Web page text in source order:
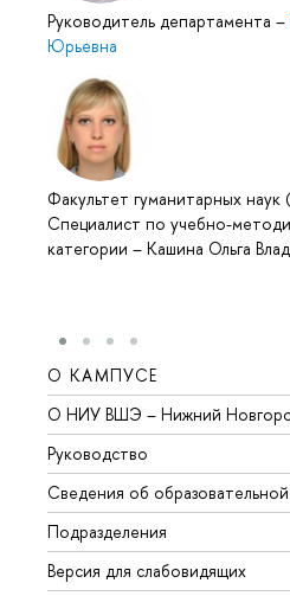
Руководитель департамента –
Юрьевна
Факультет гуманитарных
Специалист по учебно-
категории – Кашина Ольга
О КАМПУСЕ
О НИУ ВШЭ – Нижний
Руководство
Сведения об образовательной
Подразделения
Версия для слабовидящих